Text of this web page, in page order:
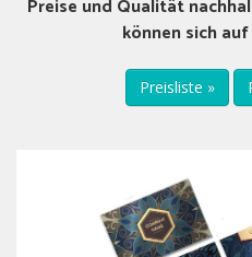
Preise und Qualität
können sich
Preisliste »